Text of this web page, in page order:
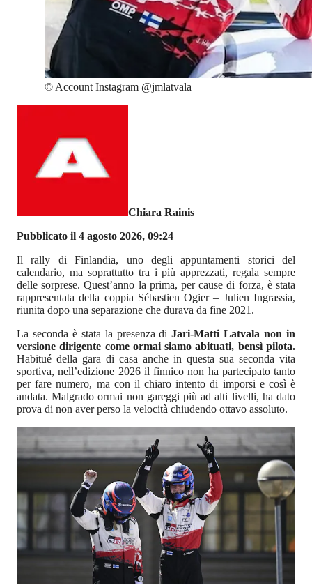
© Account Instagram @jmlatvala
Chiara Rainis
Pubblicato il 4 agosto 2026, 09:24
Il rally di Finlandia, uno degli appuntamenti storici del
calendario, ma soprattutto tra i più apprezzati, regala sempre
delle sorprese. Quest’anno la prima, per cause di forza, è stata
rappresentata della coppia Sébastien Ogier – Julien Ingrassia,
riunita dopo una separazione che durava da fine 2021.
La seconda è stata la presenza di Jari-Matti Latvala non in
versione dirigente come ormai siamo abituati, bensì pilota.
Habitué della gara di casa anche in questa sua seconda vita
sportiva, nell’edizione 2026 il finnico non ha partecipato tanto
per fare numero, ma con il chiaro intento di imporsi e così è
andata. Malgrado ormai non gareggi più ad alti livelli, ha dato
prova di non aver perso la velocità chiudendo ottavo assoluto.